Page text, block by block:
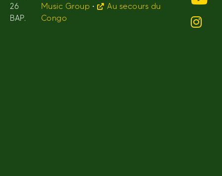
26
BAP.
Music Group •
Au secours du
Congo